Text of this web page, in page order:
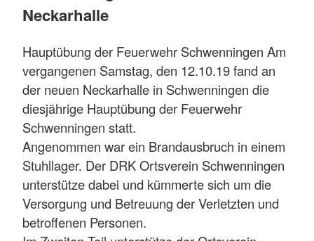
Neckarhalle
Hauptübung der Feuerwehr Schwenningen Am
vergangenen Samstag, den 12.10.19 fand an
der neuen Neckarhalle in Schwenningen die
diesjährige Hauptübung der Feuerwehr
Schwenningen statt.
Angenommen war ein Brandausbruch in einem
Stuhllager. Der DRK Ortsverein Schwenningen
unterstütze dabei und kümmerte sich um die
Versorgung und Betreuung der Verletzten und
betroffenen Personen.